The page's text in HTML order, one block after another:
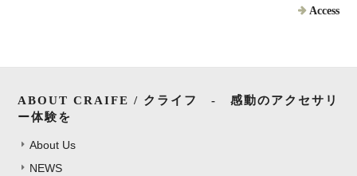
Access
ABOUT CRAIFE / クライフ - 感動のアクセサリ
ー体験を
About Us
NEWS